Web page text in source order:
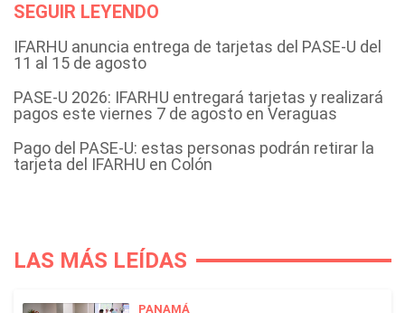
SEGUIR LEYENDO
IFARHU anuncia entrega de tarjetas del PASE-U del
11 al 15 de agosto
PASE-U 2026: IFARHU entregará tarjetas y realizará
pagos este viernes 7 de agosto en Veraguas
Pago del PASE-U: estas personas podrán retirar la
tarjeta del IFARHU en Colón
LAS MÁS LEÍDAS
PANAMÁ